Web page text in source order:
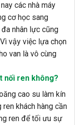
các nhà máy
cơ học sang
nhân lực cũng
vậy việc lựa chọn
van là vô cùng
nối ren không?
cao su làm kín
khách hàng cần
ren để tối ưu sự